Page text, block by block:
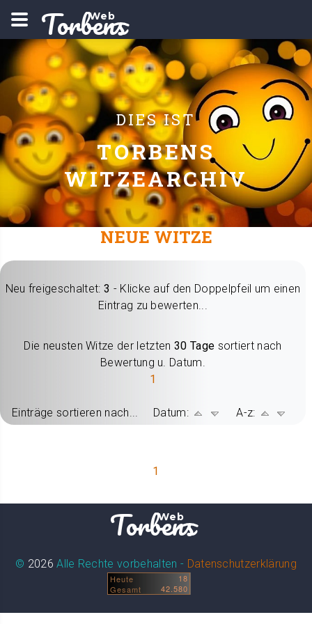
Torbens
Web
DIES IST
TORBENS
WITZEARCHIV
NEUE WITZE
Neu freigeschaltet: 3 - Klicke auf den Doppelpfeil um einen
Eintrag zu bewerten...
Die neusten Witze der letzten 30 Tage sortiert nach
Bewertung u. Datum.
1
Einträge sortieren nach... Datum: A-z:
1
Torbens
Web
© 2026 Alle Rechte vorbehalten - Datenschutzerklärung